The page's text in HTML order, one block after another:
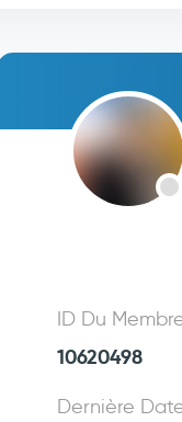
ID Du
10620498
Dernière